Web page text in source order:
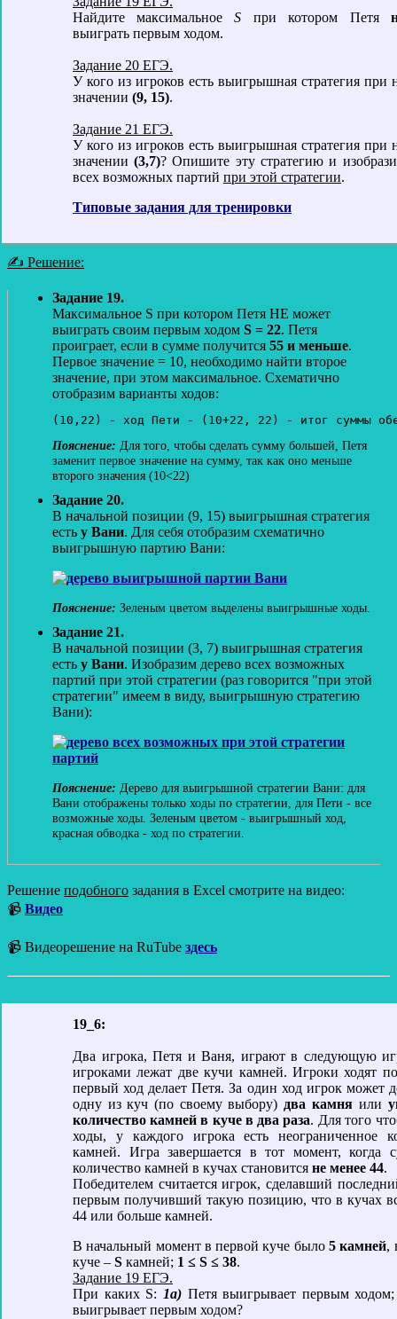
Найдите максимальное S при котором Петя
выиграть первым ходом.
Задание 20 ЕГЭ.
У кого из игроков есть выигрышная стратегия при
значении (9, 15).
Задание 21 ЕГЭ.
У кого из игроков есть выигрышная стратегия при
значении (3,7)? Опишите эту стратегию и
всех возможных партий при этой стратегии.
Типовые задания для тренировки
✍ Решение:
Задание 19.
Максимальное S при котором Петя НЕ может
выиграть своим первым ходом S = 22. Петя
проиграет, если в сумме получится 55 и меньше.
Первое значение = 10, необходимо найти второе
значение, при этом максимальное. Схематично
отобразим варианты ходов:
(10,22) - ход Пети - (10+22, 22) - итог суммы
Для того, чтобы сделать сумму большей, Петя
заменит первое значение на сумму, так как оно меньше
второго значения (10<22)
Задание 20.
В начальной позиции (9, 15) выигрышная стратегия
есть у Вани. Для себя отобразим схематично
выигрышную партию Вани:
Зеленым цветом выделены выигрышные ходы.
Задание 21.
В начальной позиции (3, 7) выигрышная стратегия
есть у Вани. Изобразим дерево всех возможных
партий при этой стратегии (раз говорится "при этой
стратегии" имеем в виду, выигрышную стратегию
Вани):
Дерево для выигрышной стратегии Вани: для
Вани отображены только ходы по стратегии, для Пети - все
возможные ходы. Зеленым цветом - выигрышный ход,
красная обводка - ход по стратегии.
Решение подобного задания в Excel смотрите на видео:
📹 Видео
📹 Видеорешение на RuTube здесь
19_6:
Два игрока, Петя и Ваня, играют в следующую
игроками лежат две кучи камней. Игроки ходят
первый ход делает Петя. За один ход игрок может
одну из куч (по своему выбору) два камня или
количество камней в куче в два раза. Для того
ходы, у каждого игрока есть неограниченное
камней. Игра завершается в тот момент, когда
количество камней в кучах становится не менее 44.
Победителем считается игрок, сделавший
первым получивший такую позицию, что в кучах
44 или больше камней.
В начальный момент в первой куче было 5 камней,
куче – S камней; 1 ≤ S ≤ 38.
Задание 19 ЕГЭ.
При каких S: 1а) Петя выигрывает первым
выигрывает первым ходом?